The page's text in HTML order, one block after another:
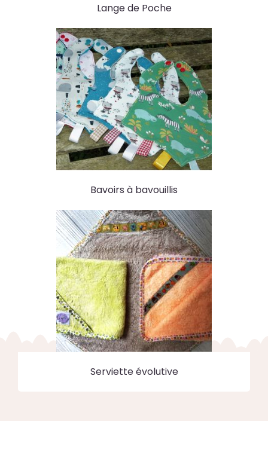
Lange de Poche
Bavoirs à bavouillis
Serviette évolutive